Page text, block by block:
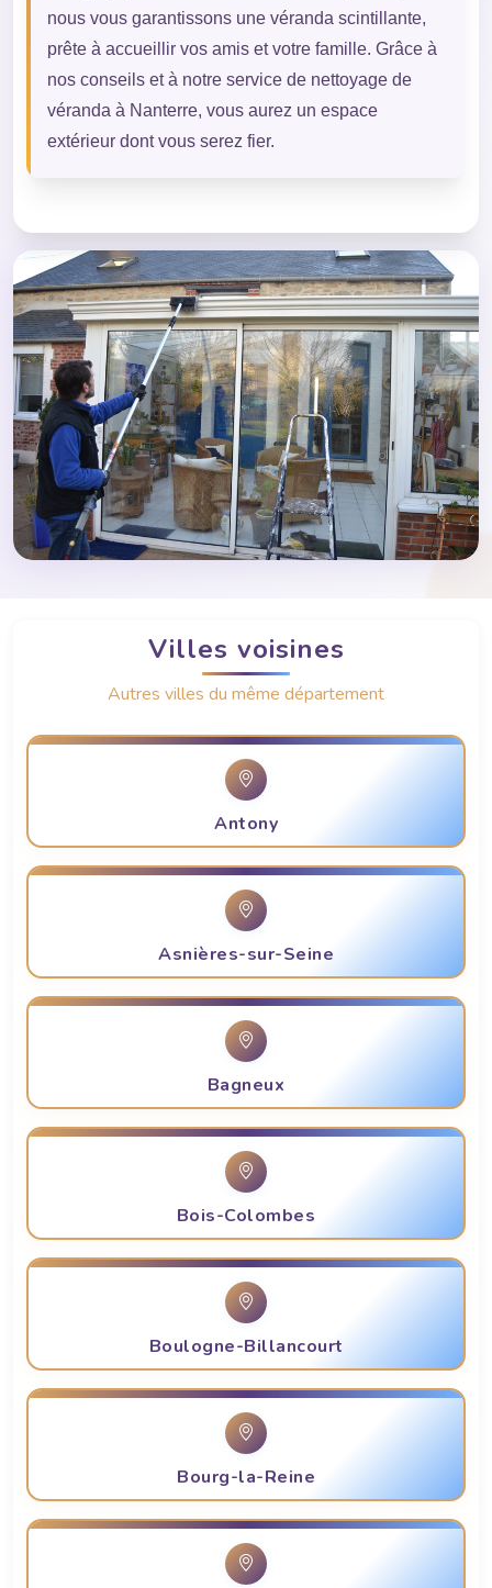
nous vous garantissons une véranda scintillante,
prête à accueillir vos amis et votre famille. Grâce à
nos conseils et à notre service de nettoyage de
véranda à Nanterre, vous aurez un espace
extérieur dont vous serez fier.
Villes voisines
Autres villes du même département
Antony
Asnières-sur-Seine
Bagneux
Bois-Colombes
Boulogne-Billancourt
Bourg-la-Reine